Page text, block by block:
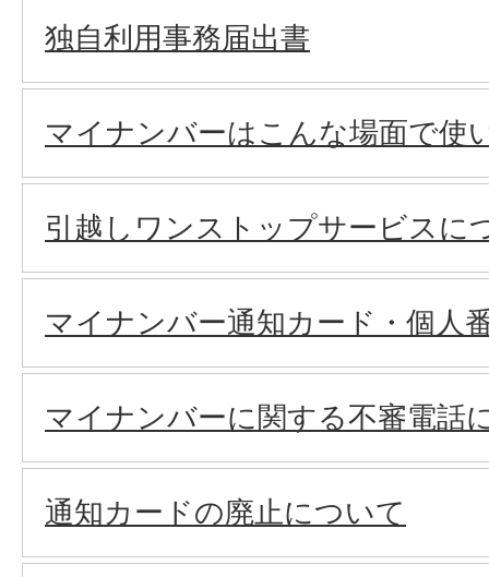
独自利用事務届出書
マイナンバーはこんな場面で使
引越しワンストップサービスに
マイナンバー通知カード・個人
マイナンバーに関する不審電話
通知カードの廃止について